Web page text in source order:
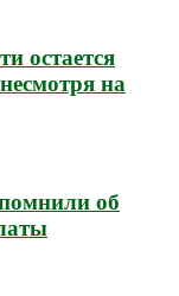
остается
на
об